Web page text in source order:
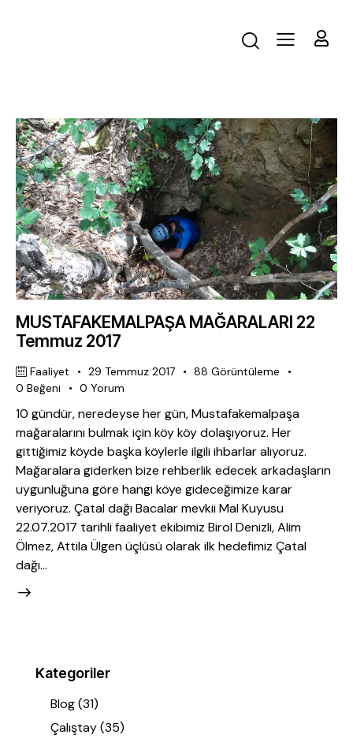
MUSTAFAKEMALPAŞA MAĞARALARI 22
Temmuz 2017
Faaliyet 29 Temmuz 2017 88 Görüntüleme
0 Beğeni 0 Yorum
10 gündür, neredeyse her gün, Mustafakemalpaşa
mağaralarını bulmak için köy köy dolaşıyoruz. Her
gittiğimiz köyde başka köylerle ilgili ihbarlar alıyoruz.
Mağaralara giderken bize rehberlik edecek arkadaşların
uygunluğuna göre hangi köye gideceğimize karar
veriyoruz. Çatal dağı Bacalar mevkii Mal Kuyusu
22.07.2017 tarihli faaliyet ekibimiz Birol Denizli, Alim
Ölmez, Attila Ülgen üçlüsü olarak ilk hedefimiz Çatal
dağı…
Kategoriler
Blog(31)
Çalıştay(35)